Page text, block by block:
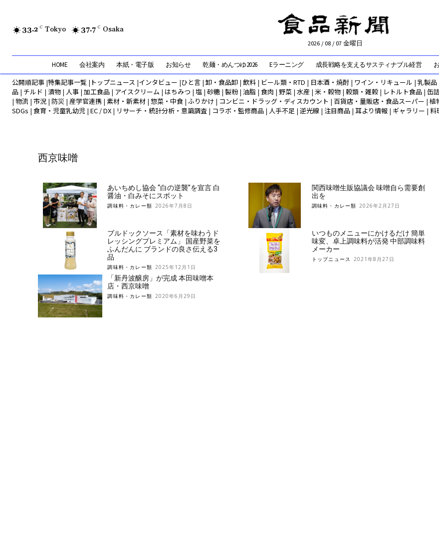
33.2 C Tokyo 37.7 C Osaka
2026 / 08 / 07 金曜日
HOME 会社案内 本紙・電子版 お知らせ 乾麺・めんつゆ2026 Eラーニング 成長戦略を支えるサスティナブル経営
公開順記事 |特集記事一覧 | トップニュース |インタビュー |ひと言 |卸・食品卸 | 飲料 | ビール類・RTD | 日本酒・焼酎 | ワイン・リキュール | 乳製品
品 | チルド | 漬物 | 人事 | 加工食品 | アイスクリーム | はちみつ | 塩 | 砂糖 | 製粉| 油脂 | 食肉 | 野菜 | 水産 | 米・穀物 | 穀類・雑穀 | レトルト食品 | 缶
| 物流 | 市況 | 防災 | 産学官連携 | 素材・新素材 | 惣菜・中食 | ふりかけ | コンビニ・ドラッグ・ディスカウント | 百貨店・量販店・食品スーパー | 植
SDGs | 食育・児童乳幼児 | EC / DX | リサーチ・統計分析・意識調査 | コラボ・監修商品 | 人手不足 | 逆光線 | 注目商品 | 耳より情報 | ギャラリー | 料
西京味噌
あいちめし協会 “白の逆襲”を宣言 白
醤油・白みそにスポット
調味料・カレー類 2026年7月8日
関西味噌生販協議会 味噌自ら需要創
出を
調味料・カレー類 2026年2月27日
ブルドックソース「素材を味わうド
レッシングプレミアム」 国産野菜を
ふんだんに ブランドの良さ伝える3
品
調味料・カレー類 2025年12月1日
いつものメニューにかけるだけ 簡単
味変、卓上調味料が活発 中部調味料
メーカー
トップニュース 2021年8月27日
「新丹波醸房」が完成 本田味噌本
店・西京味噌
調味料・カレー類 2020年6月29日